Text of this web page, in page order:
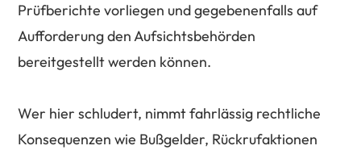
Prüfberichte vorliegen und gegebenenfalls auf
Aufforderung den Aufsichtsbehörden
bereitgestellt werden können.
Wer hier schludert, nimmt fahrlässig rechtliche
Konsequenzen wie Bußgelder, Rückrufaktionen